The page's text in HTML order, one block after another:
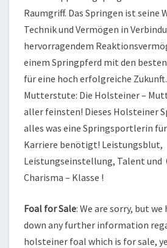
Raumgriff. Das Springen ist seine
Technik und Vermögen in
hervorragendem
einem Springpferd mit den
für eine hoch erfolgreiche
Mutterstute: Die Holsteiner –
aller feinsten! Dieses Holsteiner
alles was eine Springsportlerin
Karriere benötigt! Leistungsblut,
Leistungseinstellung, Talent und
Charisma – Klasse !
Foal for Sale: We are sorry, but
down any further information
holsteiner foal which is for sale,